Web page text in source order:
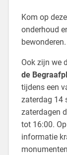
Kom op
onderhoud
bewonderen.
Ook zijn we
de
tijdens een
zaterdag 14
zaterdagen
tot 16:00.
informatie